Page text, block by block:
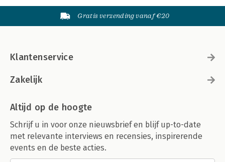
Gratis verzending vanaf €20
Klantenservice
Zakelijk
Altijd op de hoogte
Schrijf u in voor onze nieuwsbrief en blijf up-to-date
met relevante interviews en recensies, inspirerende
events en de beste acties.